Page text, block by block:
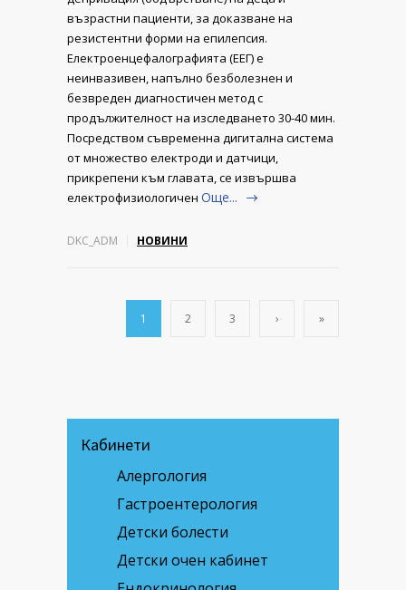
възрастни пациенти, за доказване на
резистентни форми на епилепсия.
Електроенцефалографията (ЕЕГ) е
неинвазивен, напълно безболезнен и
безвреден диагностичен метод с
продължителност на изследването 30-40 мин.
Посредством съвременна дигитална система
от множество електроди и датчици,
прикрепени към главата, се извършва
електрофизиологичен Още...
DKC_ADM НОВИНИ
1 2 3 › »
Кабинети
Алергология
Гастроентерология
Детски болести
Детски очен кабинет